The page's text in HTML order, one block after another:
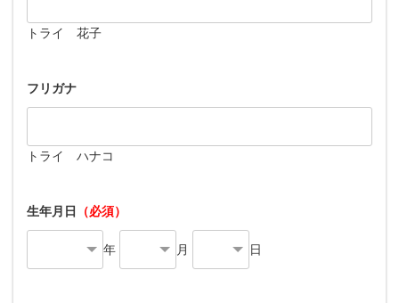
トライ 花子
フリガナ
トライ ハナコ
生年月日 （必須）
年 月 日